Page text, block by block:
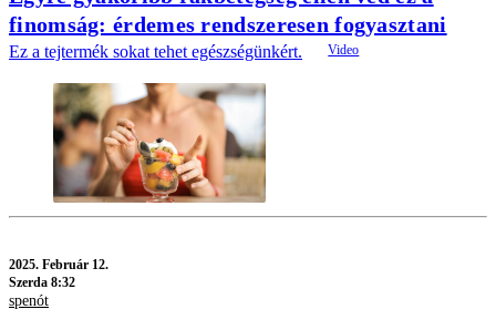
finomság: érdemes rendszeresen fogyasztani
Ez a tejtermék sokat tehet egészségünkért.
2025. Február 12.
Szerda 8:32
spenót